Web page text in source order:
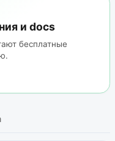
и docs
бесплатные